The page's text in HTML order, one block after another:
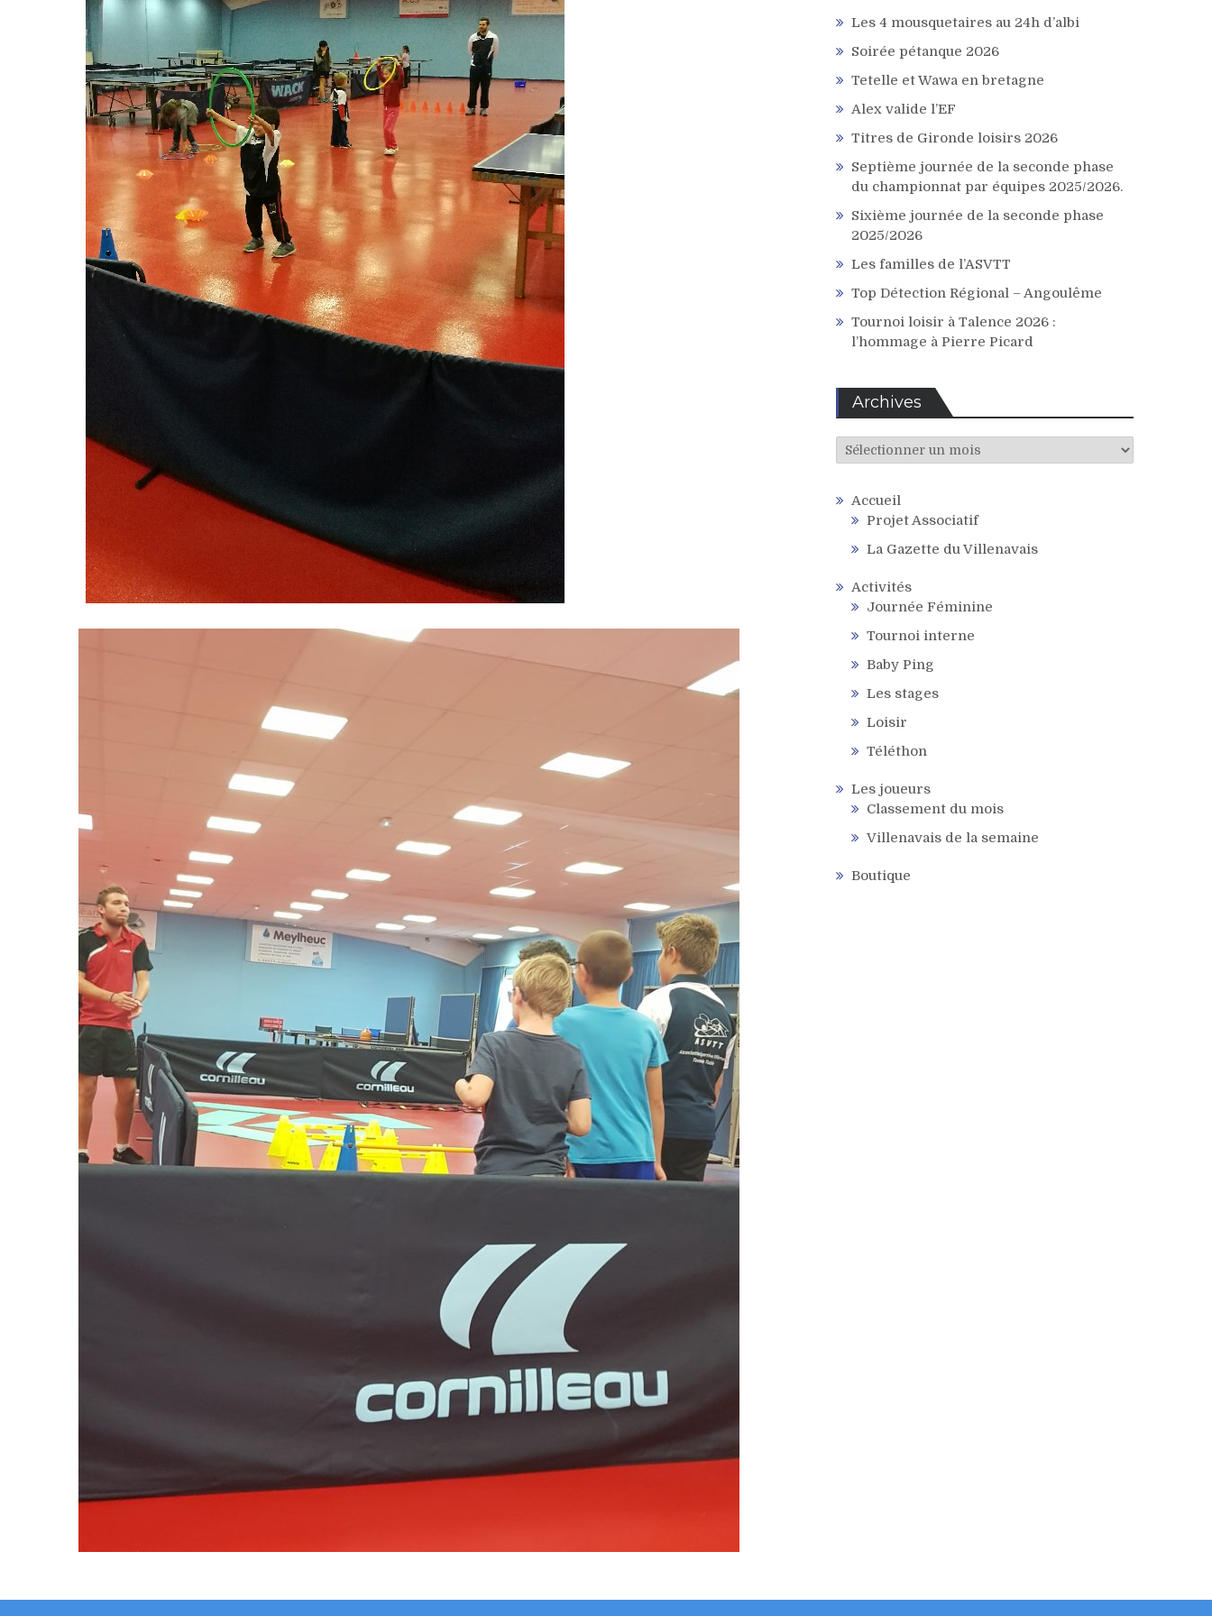
Les 4 mousquetaires au 24h d’albi
Soirée pétanque 2026
Tetelle et Wawa en bretagne
Alex valide l’EF
Titres de Gironde loisirs 2026
Septième journée de la seconde phase
du championnat par équipes 2025/2026.
Sixième journée de la seconde phase
2025/2026
Les familles de l’ASVTT
Top Détection Régional – Angoulême
Tournoi loisir à Talence 2026 :
l’hommage à Pierre Picard
Archives
Archives
Accueil
Projet Associatif
La Gazette du Villenavais
Activités
Journée Féminine
Tournoi interne
Baby Ping
Les stages
Loisir
Téléthon
Les joueurs
Classement du mois
Villenavais de la semaine
Boutique